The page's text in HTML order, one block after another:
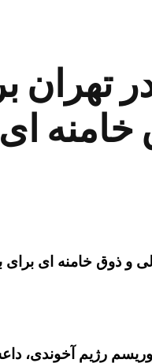
تهران
ای
ذوق خامنه ای برای
رژیم آخوندی،